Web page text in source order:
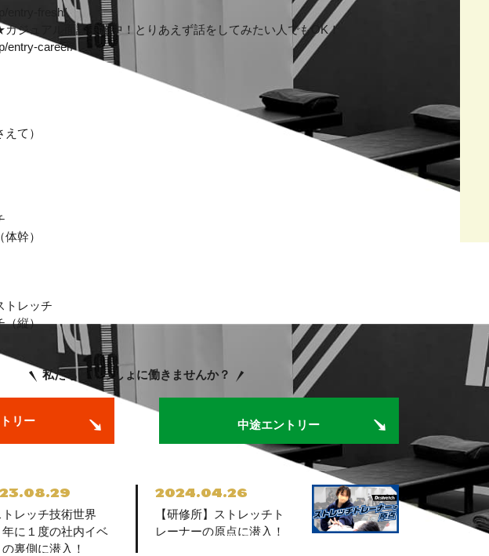
entry-fresh/
ジュアル面談実施中！とりあえず話をしてみたい人でもOK！
entry-career/
て）
幹）
トレッチ
（縦）
私たちといっしょに働きませんか？
リー 中途エントリー
トレッチ技術世界
に１度の社内イベ
の裏側に潜入！
2024.04.26
【研修所】ストレッチト
レーナーの原点に潜入！